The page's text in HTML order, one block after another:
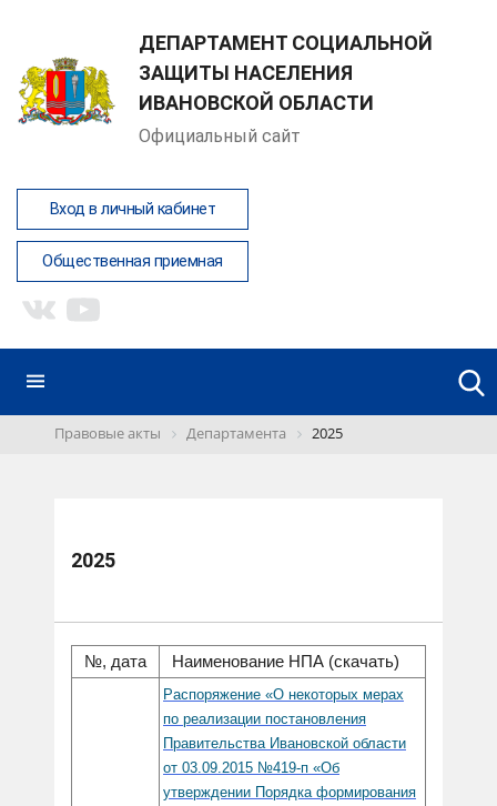
ДЕПАРТАМЕНТ СОЦИАЛЬНОЙ
ЗАЩИТЫ НАСЕЛЕНИЯ
ИВАНОВСКОЙ ОБЛАСТИ
Официальный сайт
Вход в личный кабинет
Общественная приемная
Правовые акты Департамента 2025
2025
№, дата Наименование НПА (скачать)
Распоряжение «О некоторых мерах
по реализации постановления
Правительства Ивановской области
от 03.09.2015 №419-п «Об
утверждении Порядка формирования